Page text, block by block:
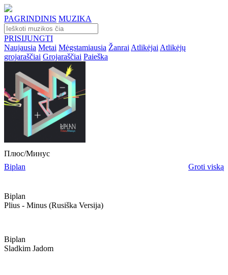
PAGRINDINIS MUZIKA
PRISIJUNGTI
Naujausia Metai Mėgstamiausia Žanrai Atlikėjai Atlikėjų
grojaraščiai Grojaraščiai Paieška
Плюс/Минус
Biplan
Groti viską
Biplan
Plius - Minus (rusiška Versija)
Biplan
Sladkim Jadom